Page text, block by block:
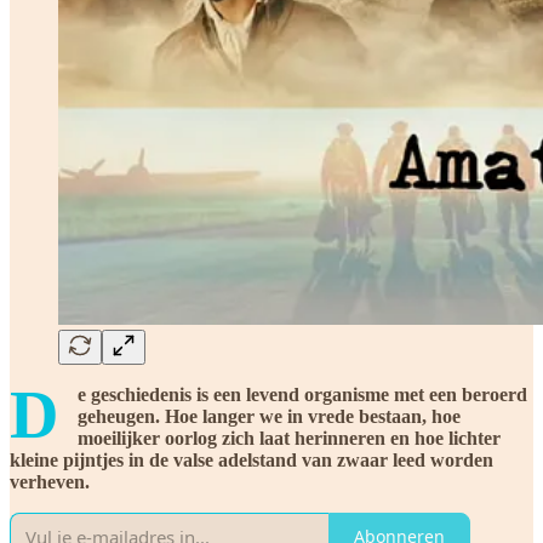
D
e geschiedenis is een levend organisme met een beroerd
geheugen. Hoe langer we in vrede bestaan, hoe
moeilijker oorlog zich laat herinneren en hoe lichter
kleine pijntjes in de valse adelstand van zwaar leed worden
verheven.
Abonneren